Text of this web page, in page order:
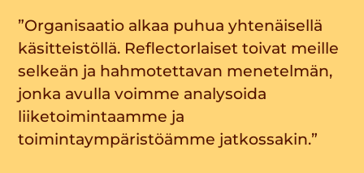
”Organisaatio alkaa puhua yhtenäisellä
käsitteistöllä. Reflectorlaiset toivat meille
selkeän ja hahmotettavan menetelmän,
jonka avulla voimme analysoida
liiketoimintaamme ja
toimintaympäristöämme jatkossakin.”